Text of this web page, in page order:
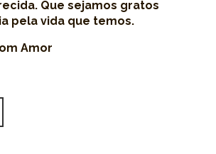
Que sejamos gratos
pela vida que temos.
Amor